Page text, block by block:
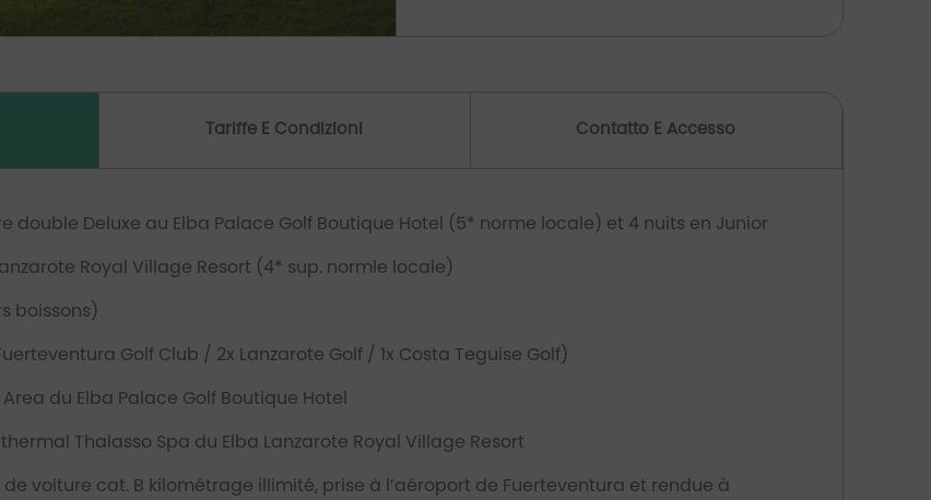
Tariffe E Condizioni Contatto E Accesso
double Deluxe au Elba Palace Golf Boutique Hotel (5* norme locale) et 4 nuits en Junior
Royal Village Resort (4* sup. normle locale)
boissons)
Golf Club / 2x Lanzarote Golf / 1x Costa Teguise Golf)
du Elba Palace Golf Boutique Hotel
Thalasso Spa du Elba Lanzarote Royal Village Resort
voiture cat. B kilométrage illimité, prise à l’aéroport de Fuerteventura et rendue à